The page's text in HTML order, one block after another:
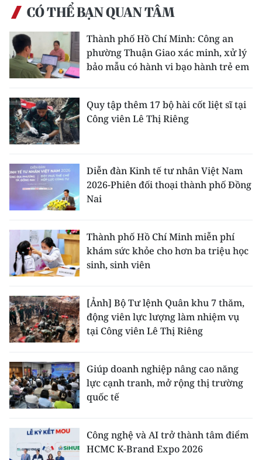
THỜI NAY
NHÂN DÂN HẰNG THÁNG
MUA BÁO
ĐỌC BÁO IN
ENGLISH
中文
FRANÇAIS
ESPAÑOL
한국어
CÓ THỂ BẠN QUAN TÂM
Thành phố Hồ Chí Minh: Công an
phường Thuận Giao xác minh, xử lý
bảo mẫu có hành vi bạo hành trẻ em
Quy tập thêm 17 bộ hài cốt liệt sĩ tại
Công viên Lê Thị Riêng
Diễn đàn Kinh tế tư nhân Việt Nam
2026-Phiên đối thoại thành phố Đồng
Nai
Thành phố Hồ Chí Minh miễn phí
khám sức khỏe cho hơn ba triệu học
sinh, sinh viên
[Ảnh] Bộ Tư lệnh Quân khu 7 thăm,
động viên lực lượng làm nhiệm vụ
tại Công viên Lê Thị Riêng
Giúp doanh nghiệp nâng cao năng
lực cạnh tranh, mở rộng thị trường
quốc tế
Công nghệ và AI trở thành tâm điểm
HCMC K-Brand Expo 2026